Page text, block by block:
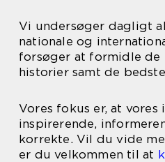
Vi undersøger dagligt
nationale og
forsøger at formidle de
historier samt de
Vores fokus er, at
inspirerende,
korrekte. Vil du vide
er du velkommen til at